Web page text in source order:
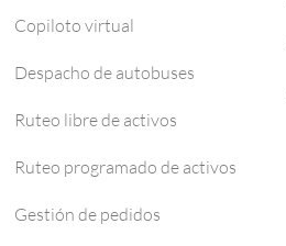
Copiloto virtual
Despacho de autobuses
Ruteo libre de activos
Ruteo programado de activos
Gestión de pedidos